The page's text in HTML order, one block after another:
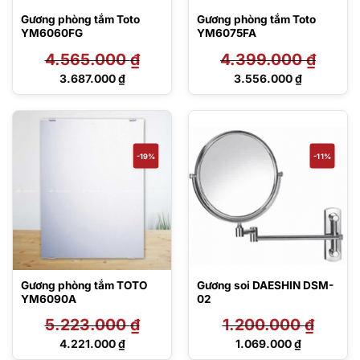
Gương phòng tắm Toto
YM6060FG
4.565.000₫
Giá
4.565.000 ₫.
3.687.000₫
Giá
tại
3.687.000 ₫.
Gương phòng tắm Toto
YM6075FA
4.399.000₫
Giá
4.399.000 ₫.
3.556.000₫
Giá
3.556.000 ₫.
-19%
Gương phòng tắm TOTO
YM6090A
5.223.000₫
Giá
4.221.000₫
Giá
-11%
Gương soi DAESHIN DSM-
02
1.200.000₫
Giá
1.069.000₫
Giá